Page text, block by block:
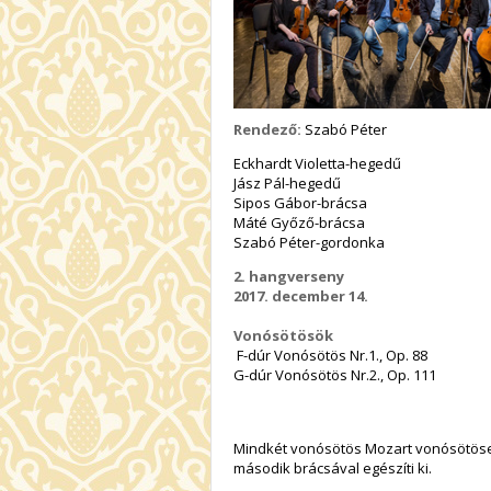
Rendező: Szabó Péter
Eckhardt Violetta-hegedű
Jász Pál-hegedű
Sipos Gábor-brácsa
Máté Győző-brácsa
Szabó Péter-gordonka
2. hangverseny
2017. december 14.
Vonósötösök
F-dúr Vonósötös Nr.1., Op. 88
G-dúr Vonósötös Nr.2., Op. 111
Mindkét vonósötös Mozart
második brácsával egészíti ki.